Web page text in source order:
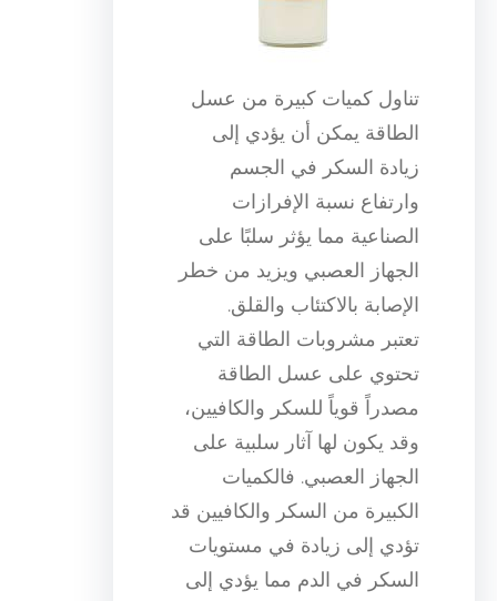
تناول كميات كبيرة من عسل
الطاقة يمكن أن يؤدي إلى
زيادة السكر في الجسم
وارتفاع نسبة الإفرازات
الصناعية مما يؤثر سلبًا على
الجهاز العصبي ويزيد من خطر
الإصابة بالاكتئاب والقلق.
تعتبر مشروبات الطاقة التي
تحتوي على عسل الطاقة
مصدراً قوياً للسكر والكافيين،
وقد يكون لها آثار سلبية على
الجهاز العصبي. فالكميات
الكبيرة من السكر والكافيين قد
تؤدي إلى زيادة في مستويات
السكر في الدم مما يؤدي إلى